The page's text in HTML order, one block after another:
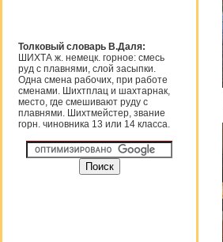
Толковый словарь В.Даля:
ШИХТА ж. немецк. горное: смесь
руд с плавнями, слой засыпки.
Одна смена рабочих, при работе
сменами. Шихтплац и шахтарнак,
место, где смешивают руду с
плавнями. Шихтмейстер, звание
горн. чиновника 13 или 14 класса.